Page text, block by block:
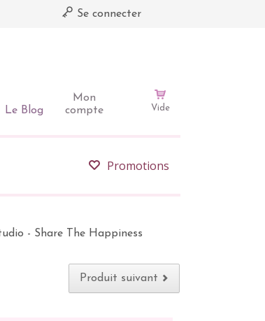
Se connecter
Mon
compte
Le Blog Vide
Promotions
- Share The Happiness
Produit suivant